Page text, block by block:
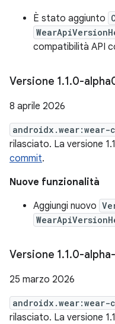
È stato aggiunto
compatibilità API
Versione 1.1.0-
8 aprile 2026
rilasciato. La versione
commit.
Nuove funzionalità
Aggiungi nuovo
Versione 1.1.0-
25 marzo 2026
rilasciato. La versione